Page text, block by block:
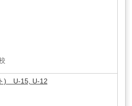
) U-15, U-12